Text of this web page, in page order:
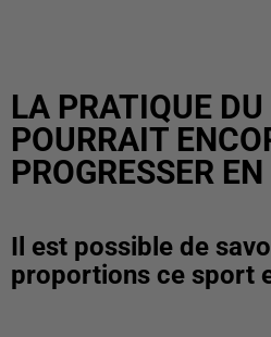
LA PRATIQUE
POURRAIT
PROGRESSER
Il est possible de
proportions ce sport